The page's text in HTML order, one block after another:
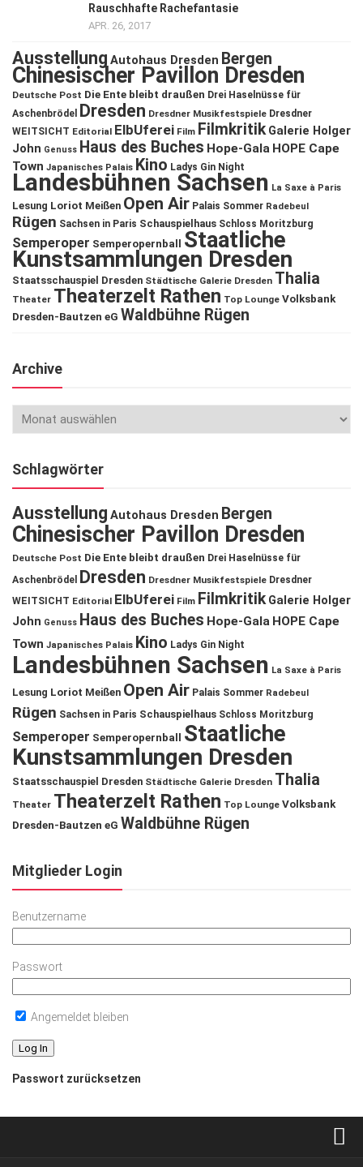
Rauschhafte Rachefantasie
APR. 26, 2017
Ausstellung Autohaus Dresden Bergen
Chinesischer Pavillon Dresden
Deutsche Post Die Ente bleibt draußen Drei Haselnüsse für
Aschenbrödel
Dresden Dresdner Musikfestspiele Dresdner
WEITSICHT Editorial ElbUferei Film Filmkritik Galerie Holger
John Genuss Haus des Buches Hope-Gala HOPE Cape
Town Japanisches Palais Kino Ladys Gin Night
Landesbühnen Sachsen La Saxe à Paris
Lesung Loriot Meißen Open Air Palais Sommer Radebeul
Rügen Sachsen in Paris Schauspielhaus Schloss Moritzburg
Semperoper Semperopernball Staatliche
Kunstsammlungen Dresden
Staatsschauspiel Dresden Städtische Galerie Dresden Thalia
Theater Theaterzelt Rathen Top Lounge Volksbank
Dresden-Bautzen eG Waldbühne Rügen
Archive
Schlagwörter
Ausstellung Autohaus Dresden Bergen
Chinesischer Pavillon Dresden
Deutsche Post Die Ente bleibt draußen Drei Haselnüsse für
Aschenbrödel
Dresden Dresdner Musikfestspiele Dresdner
WEITSICHT Editorial ElbUferei Film Filmkritik Galerie Holger
John Genuss Haus des Buches Hope-Gala HOPE Cape
Town Japanisches Palais Kino Ladys Gin Night
Landesbühnen Sachsen La Saxe à Paris
Lesung Loriot Meißen Open Air Palais Sommer Radebeul
Rügen Sachsen in Paris Schauspielhaus Schloss Moritzburg
Semperoper Semperopernball
Staatliche
Kunstsammlungen Dresden
Staatsschauspiel Dresden Städtische Galerie Dresden Thalia
Theater Theaterzelt Rathen Top Lounge Volksbank
Dresden-Bautzen eG Waldbühne Rügen
Mitglieder Login
Benutzername
Passwort
Angemeldet bleiben
Passwort zurücksetzen